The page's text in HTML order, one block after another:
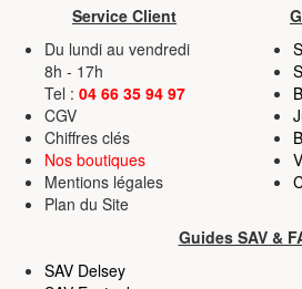
Service Client
Du lundi au vendredi
8h - 17h
Tel : 04 66 35 94 97
CGV
Chiffres clés
Nos boutiques
Mentions légales
Plan du Site
Guides SAV &
SAV Delsey